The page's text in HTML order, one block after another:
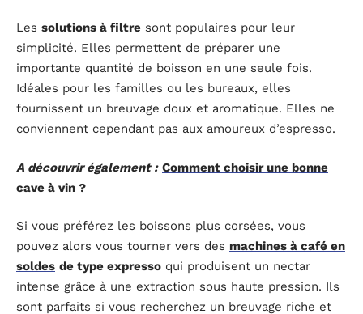
Les solutions à filtre sont populaires pour leur
simplicité. Elles permettent de préparer une
importante quantité de boisson en une seule fois.
Idéales pour les familles ou les bureaux, elles
fournissent un breuvage doux et aromatique. Elles ne
conviennent cependant pas aux amoureux d’espresso.
A découvrir également : Comment choisir une bonne
cave à vin ?
Si vous préférez les boissons plus corsées, vous
pouvez alors vous tourner vers des machines à café en
soldes de type expresso qui produisent un nectar
intense grâce à une extraction sous haute pression. Ils
sont parfaits si vous recherchez un breuvage riche et